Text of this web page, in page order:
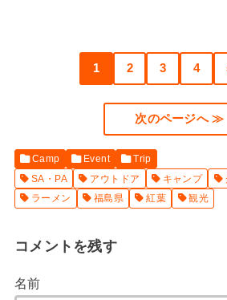
1 2 3 4
次のページへ ≫
Camp Event
Trip
SA・PA
アウトドア キャンプ
ラーメン
福島県 紅葉 観光
コメントを残す
名前